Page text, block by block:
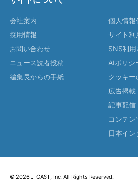
会社案内
採用情報
お問い合わせ
ニュース読者投稿
編集長からの手紙
個人情報
サイト利
SNS利用
AIポリシ
クッキー
広告掲載
記事配信
コンテン
日本イン
© 2026 J-CAST, Inc. All Rights Reserved.